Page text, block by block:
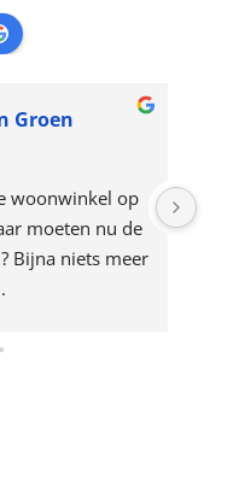
Groen
woonwinkel op
moeten nu de
Bijna niets meer